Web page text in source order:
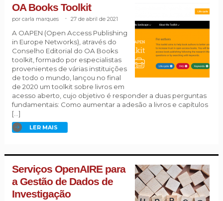
OA Books Toolkit
carla marques. 27 de abril de 2021
A OAPEN (Open Access Publishing
in Europe Networks), através do
Conselho Editorial do OA Books
toolkit, formado por especialistas
provenientes de várias instituições
de todo o mundo, lançou no final
de 2020 um toolkit sobre livros em
acesso aberto, cujo objetivo é responder a duas perguntas
fundamentais: Como aumentar a adesão a livros e capítulos
[…]
LER MAIS
Serviços OpenAIRE para
a Gestão de Dados de
Investigação